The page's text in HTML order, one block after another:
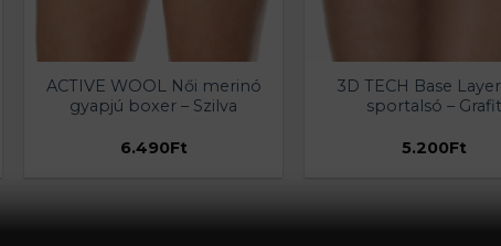
ACTIVE WOOL Női merinó
gyapjú boxer – Szilva
6.490Ft
3D TECH Base
sportalsó – Grafit
5.200Ft